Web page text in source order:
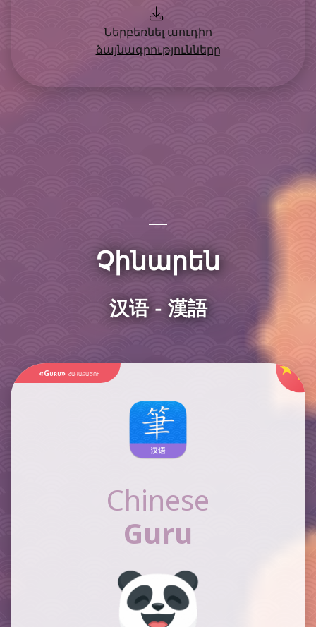
Ներբեռնել աուդիո
ձայնագրությունները
Չինարեն
汉语 - 漢語
«Guru» հավաքածու
Chinese
Guru